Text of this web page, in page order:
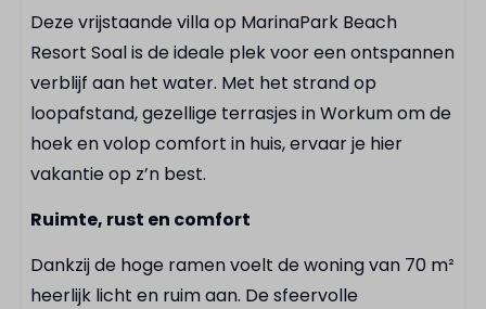
Waterkoker
Vaatwasser
Kookplaat
Koel-vriescombinatie
Broodrooster
Koffiecupmachine
Pannenset
Badkamer
Deze vrijstaande villa op MarinaPark Beach
Resort Soal is de ideale plek voor een ontspannen
verblijf aan het water. Met het strand op
loopafstand, gezellige terrasjes in Workum om de
hoek en volop comfort in huis, ervaar je hier
vakantie op z’n best.
Ruimte, rust en comfort
Dankzij de hoge ramen voelt de woning van 70 m²
heerlijk licht en ruim aan. De sfeervolle